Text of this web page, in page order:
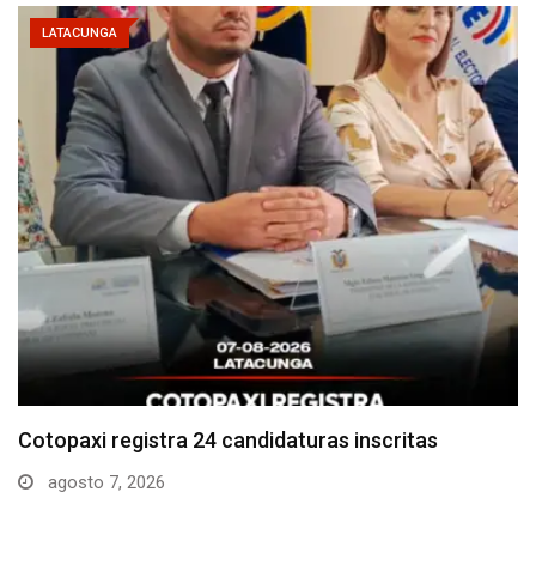
LATACUNGA
Parque Nacional Cotopaxi espera alta afluencia de
visitantes…